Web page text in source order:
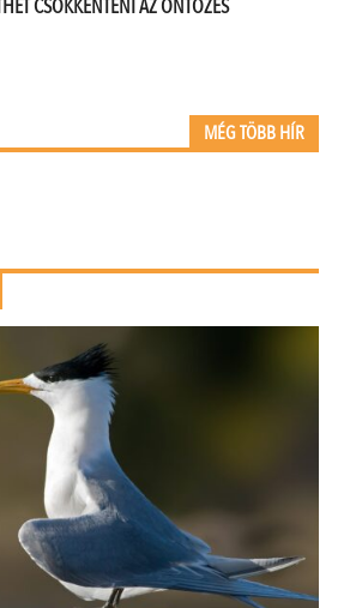
CSÖKKENTENI AZ ÖNTÖZÉS
MÉG TÖBB HÍR